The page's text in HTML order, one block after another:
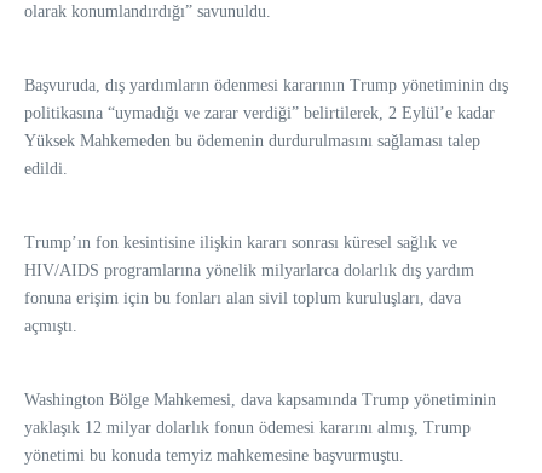
olarak konumlandırdığı” savunuldu.
Başvuruda, dış yardımların ödenmesi kararının Trump yönetiminin dış
politikasına “uymadığı ve zarar verdiği” belirtilerek, 2 Eylül’e kadar
Yüksek Mahkemeden bu ödemenin durdurulmasını sağlaması talep
edildi.
Trump’ın fon kesintisine ilişkin kararı sonrası küresel sağlık ve
HIV/AIDS programlarına yönelik milyarlarca dolarlık dış yardım
fonuna erişim için bu fonları alan sivil toplum kuruluşları, dava
açmıştı.
Washington Bölge Mahkemesi, dava kapsamında Trump yönetiminin
yaklaşık 12 milyar dolarlık fonun ödemesi kararını almış, Trump
yönetimi bu konuda temyiz mahkemesine başvurmuştu.